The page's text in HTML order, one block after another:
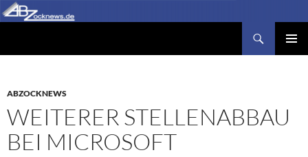
Zum
Inhalt
ABZOCKNEWS
WEITERER STELLENABBAU
BEI MICROSOFT